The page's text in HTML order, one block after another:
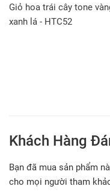
Giỏ hoa trái cây tone
xanh lá - HTC52
Khách Hàng
Bạn đã mua sản phẩm
cho mọi người tham